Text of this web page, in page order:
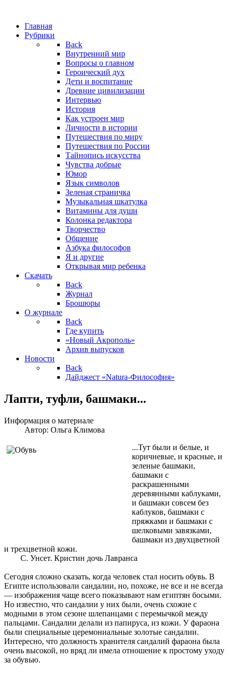
Главная
Рубрики
Back
Внутренний мир
Вопросы о главном
Героический дух
Дети и воспитание
Древние цивилизации
Интервью
История
Как устроен мир
Личности в истории
Путешествия по миру
Путешествия по России
Тайнопись искусства
Чувства добрые
Юмор
Язык символов
Зеленая страничка
Музыкальная шкатулка
Витамины для души
Колонка редактора
Творчество
Общение
Азбука философов
Я и другие
Открывая мир ребенка
Скачать
Back
Журнал
Брошюры
О журнале
Back
Где купить
«Новый Акрополь»
Архив выпусков
Новости
Back
Дайджест «Natura-Философия»
Лапти, туфли, башмаки...
Информация о материале
Автор: Ольга Климова
...Тут были и белые, и
коричневые, и красные, и
зеленые башмаки,
башмаки с
раскрашенными
деревянными каблуками,
и башмаки совсем без
каблуков, башмаки с
пряжками и башмаки с
шелковыми завязками,
башмаки из двухцветной
и трехцветной кожи.
С. Унсет. Кристин дочь Лавранса
Сегодня сложно сказать, когда человек стал носить обувь. В
Египте использовали сандалии, но, похоже, не все и не всегда
— изображения чаще всего показывают нам египтян босыми.
Но известно, что сандалии у них были, очень схожие с
модными в этом сезоне шлепанцами с перемычкой между
пальцами. Сандалии делали из папируса, из кожи. У фараона
были специальные церемониальные золотые сандалии.
Интересно, что должность хранителя сандалий фараона была
очень высокой, но вряд ли имела отношение к простому уходу
за обувью.